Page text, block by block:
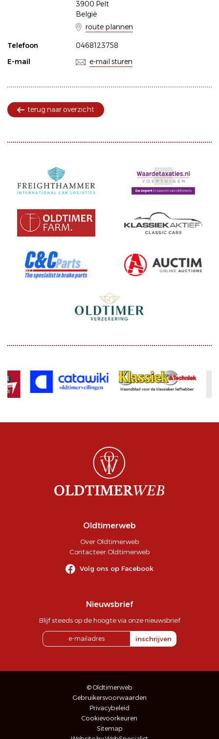
3900 Pelt
België
route plannen
Telefoon
0468123758
E-mail
e-mail sturen
terug naar overzicht
Oldtimerweb
Over Oldtimerweb
Contacteer Oldtimerweb
Volg ons op Facebook
Nieuwsbrief
Blijf steeds op de hoogte via onze nieuwsbrief
inschrijven
© Oldtimerweb
Gebruikersvoorwaarden
Privacybeleid
Cookievoorkeuren
Sitemap